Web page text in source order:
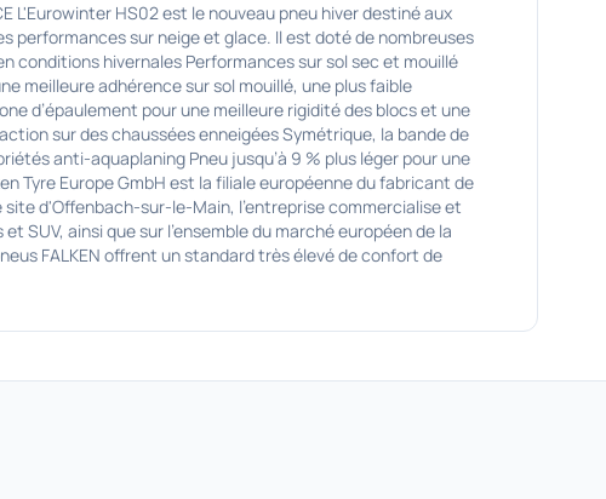
L'Eurowinter HS02 est le nouveau pneu hiver destiné aux
performances sur neige et glace. Il est doté de nombreuses
conditions hivernales Performances sur sol sec et mouillé
meilleure adhérence sur sol mouillé, une plus faible
d’épaulement pour une meilleure rigidité des blocs et une
sur des chaussées enneigées Symétrique, la bande de
anti-aquaplaning Pneu jusqu’à 9 % plus léger pour une
Tyre Europe GmbH est la filiale européenne du fabricant de
site d'Offenbach-sur-le-Main, l'entreprise commercialise et
SUV, ainsi que sur l'ensemble du marché européen de la
FALKEN offrent un standard très élevé de confort de